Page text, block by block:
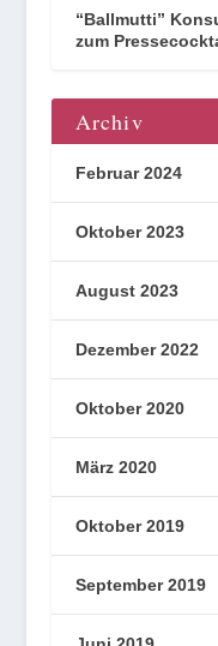
“Ballmutti”
zum
Archiv
Februar 2024
Oktober 2023
August 2023
Dezember 2022
Oktober 2020
März 2020
Oktober 2019
September 2019